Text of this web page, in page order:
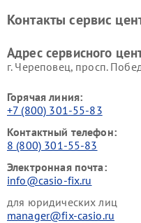
Контакты сервис
Адрес сервисного
г. Череповец, просп.
Горячая линия:
+7 (800) 301-55-83
Контактный телефон:
8 (800) 301-55-83
Электронная почта:
info@casio-fix.ru
для юридических лиц
manager@fix-casio.ru